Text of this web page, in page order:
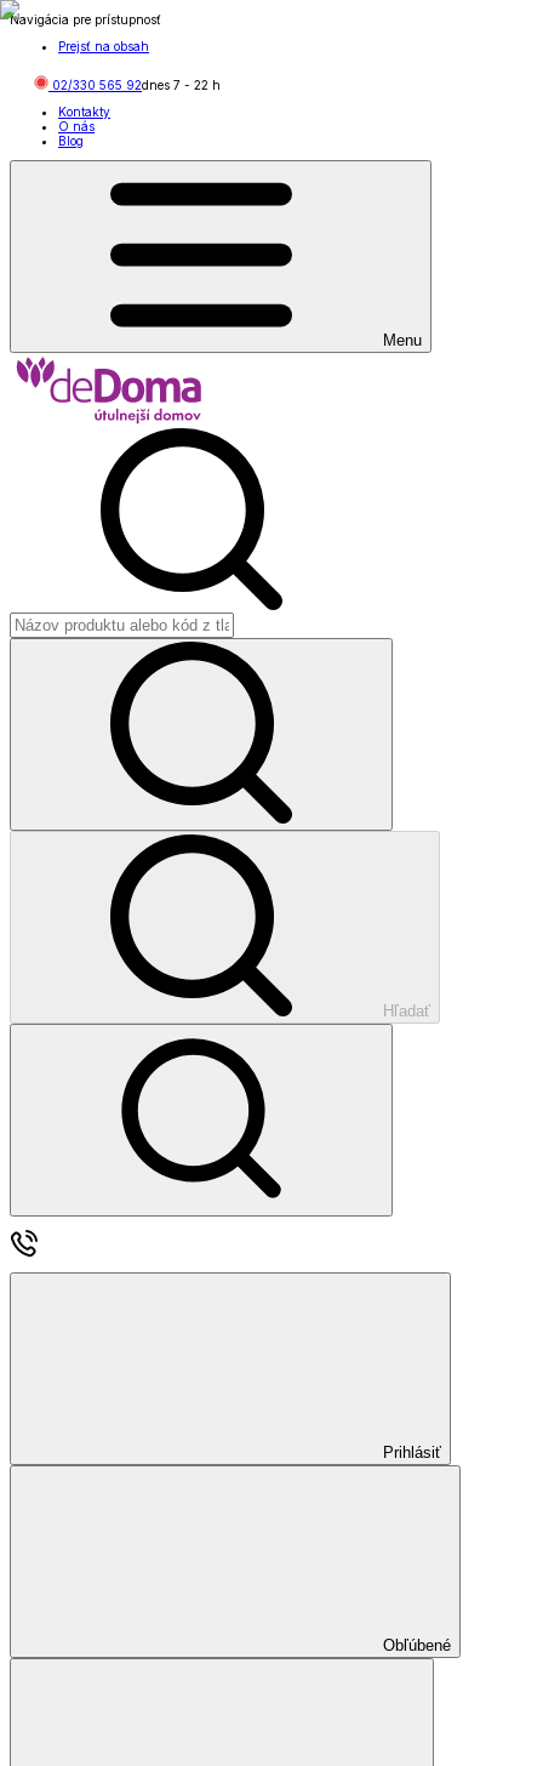
Navigácia pre prístupnosť
Prejsť na obsah
02/330 565 92dnes 7 - 22 h
Kontakty
O nás
Blog
Menu
Hľadať
Prihlásiť
Obľúbené